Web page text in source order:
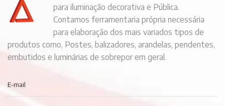
para iluminação decorativa e Pública.
Contamos ferramentaria própria necessária
para elaboração dos mais variados tipos de
produtos como, Postes, balizadores, arandelas, pendentes,
embutidos e luminárias de sobrepor em geral.
E-mail